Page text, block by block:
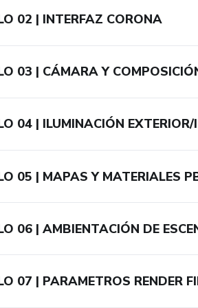
02 | INTERFAZ CORONA
03 | CÁMARA Y
04 | ILUMINACIÓN EXTERIOR/
05 | MAPAS Y MATERIALES
06 | AMBIENTACIÓN DE
07 | PARAMETROS RENDER